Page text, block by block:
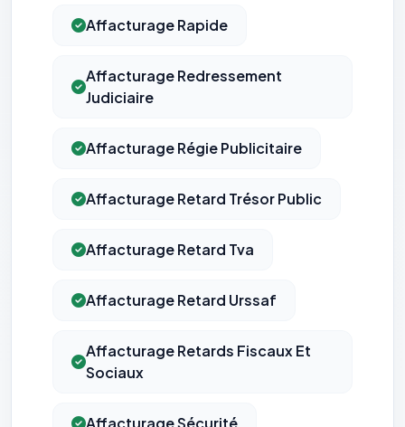
Affacturage Rapide
Affacturage Redressement
Judiciaire
Affacturage Régie Publicitaire
Affacturage Retard Trésor Public
Affacturage Retard Tva
Affacturage Retard Urssaf
Affacturage Retards Fiscaux Et
Sociaux
Cookies essentiels
mémorisation de vos choix de consentement. Ils ne
peuvent pas être désactivés.
Nous aident à comprendre comment vous utilisez le site